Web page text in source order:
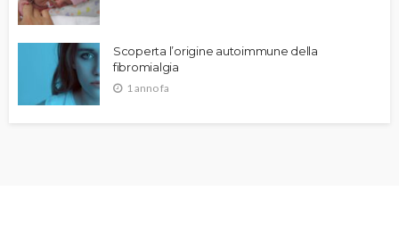
Scoperta l’origine autoimmune della
fibromialgia
1 anno fa